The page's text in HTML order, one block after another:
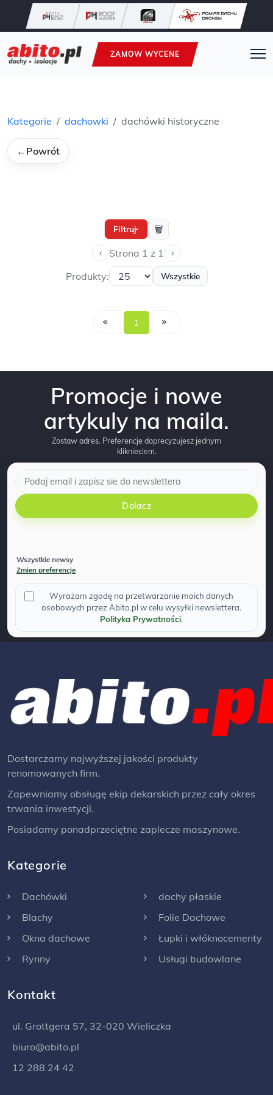
ZAMOW WYCENE
Kategorie dachowki dachówki historyczne
← Powrót
Filtruj› 🗑
‹ Strona 1 z 1 ›
Produkty: Wszystkie
1
Promocje i nowe
artykuly na maila.
Zostaw adres. Preferencje doprecyzujesz jednym
kliknieciem.
Dolacz
Wszystkie newsy
Zmien preferencje
Wyrażam zgodę na przetwarzanie moich danych
osobowych przez Abito.pl w celu wysyłki newslettera.
Polityka Prywatności.
Dostarczamy najwyższej jakości produkty
renomowanych firm.
Zapewniamy obsługę ekip dekarskich przez cały okres
trwania inwestycji.
Posiadamy ponadprzeciętne zaplecze maszynowe.
Kategorie
Dachówki
Blachy
Okna dachowe
Rynny
dachy płaskie
Folie Dachowe
Łupki i włóknocementy
Usługi budowlane
Kontakt
ul. Grottgera 57, 32-020 Wieliczka
biuro@abito.pl
12 288 24 42